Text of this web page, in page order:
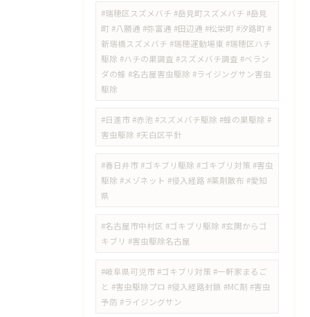
#瑞穂区スズメバチ #岳見町スズメバチ #岳見
町 #八勝通 #弥富通 #田辺通 #松栄町 #汐路町 #
新瑞橋スズメバチ #瑞穂運動場東 #瑞穂区ハチ
駆除 #ハチの巣調査 #スズメバチ調査 #ベラン
ダの蜂 #名古屋害虫駆除 #ライジングサン害虫
駆除
#日進市 #赤池 #スズメバチ駆除 #蜂の巣駆除 #
害虫駆除 #天白区平針
#春日井市 #ゴキブリ駆除 #ゴキブリ対策 #害虫
駆除 #メゾネット #侵入経路 #薬剤散布 #愛知
県
#名古屋市中村区 #ゴキブリ駆除 #玄関からゴ
キブリ #害虫駆除名古屋
#岐阜県可児市 #ゴキブリ対策 #一軒家まるご
と #害虫駆除プロ #侵入経路封鎖 #MC剤 #害虫
予防 #ライジングサン